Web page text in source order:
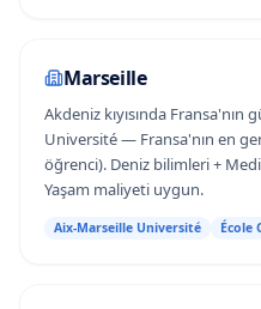
Marseille
Akdeniz kıyısında
Université — Fransa'nın en
öğrenci). Deniz bilimleri +
Yaşam maliyeti uygun.
Aix-Marseille Université École